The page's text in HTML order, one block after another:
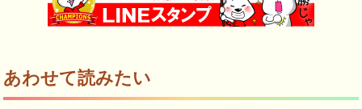
あわせて読みたい